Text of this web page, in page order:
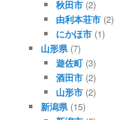
秋田市 (2)
由利本荘市 (2)
にかほ市 (1)
山形県(7)
遊佐町 (3)
酒田市 (2)
山形市 (2)
新潟県(15)